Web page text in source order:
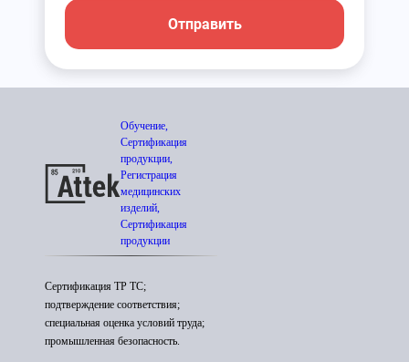
Отправить
Обучение,
Сертификация
продукции,
Регистрация
медицинских
изделий,
Сертификация
продукции
Сертификация ТР ТС;
подтверждение соответствия;
специальная оценка условий труда;
промышленная безопасность.